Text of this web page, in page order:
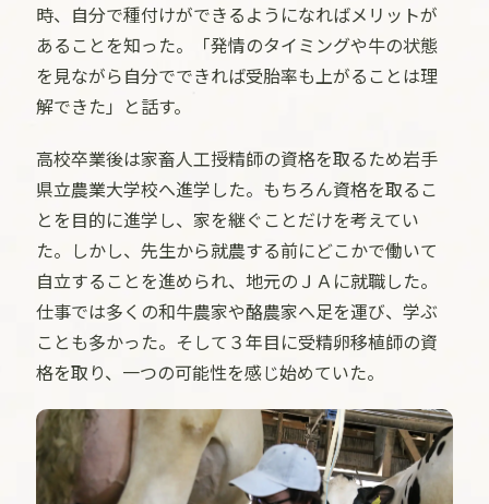
時、自分で種付けができるようになればメリットが
あることを知った。「発情のタイミングや牛の状態
を見ながら自分でできれば受胎率も上がることは理
解できた」と話す。
高校卒業後は家畜人工授精師の資格を取るため岩手
県立農業大学校へ進学した。もちろん資格を取るこ
とを目的に進学し、家を継ぐことだけを考えてい
た。しかし、先生から就農する前にどこかで働いて
自立することを進められ、地元のＪＡに就職した。
仕事では多くの和牛農家や酪農家へ足を運び、学ぶ
ことも多かった。そして３年目に受精卵移植師の資
格を取り、一つの可能性を感じ始めていた。